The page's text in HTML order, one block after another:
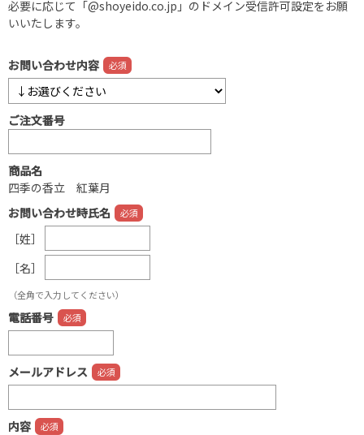
必要に応じて「@shoyeido.co.jp」のドメイン受信許可設定をお願
いいたします。
お問い合わせ内容
ご注文番号
商品名
四季の香立 紅葉月
お問い合わせ時氏名
［姓］
［名］
（全角で入力してください）
電話番号
メールアドレス
内容